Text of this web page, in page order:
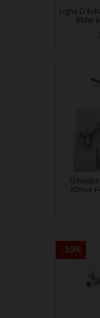
Ligne
BMW
XDrive
-10%